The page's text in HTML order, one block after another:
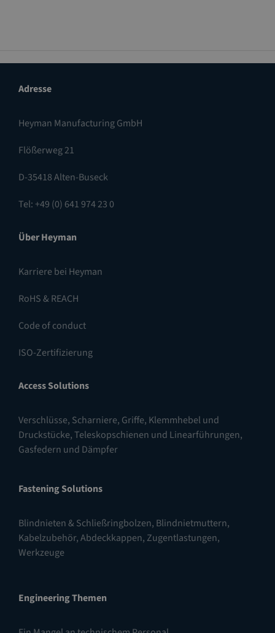
Adresse
Heyman Manufacturing GmbH
Flößerweg 21
D-35418 Alten-Buseck
Tel: +49 (0) 641 974 23 0
Über Heyman
Karriere bei Heyman
RoHS & REACH
Code of conduct
ISO-Zertifizierung
Access Solutions
Verschlüsse, Scharniere, Griffe, Klemmhebel und
Druckstücke,Teleskopschienen und Linearführungen,
Gasfedern und Dämpfer
Fastening Solutions
Blindnieten & Schließringbolzen, Blindnietmuttern,
Kabelzubehör, Abdeckkappen, Zugentlastungen,
Werkzeuge
Engineering Themen